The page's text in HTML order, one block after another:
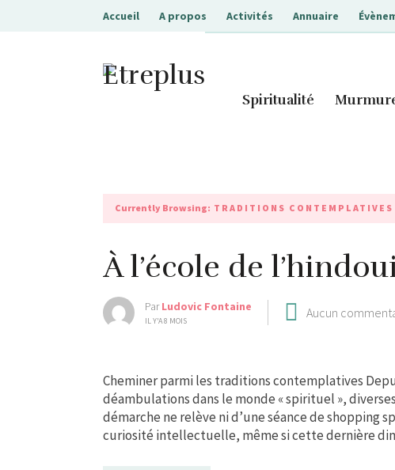
Accueil A propos Activités Annuaire
Etreplus
Spiritualité
Currently Browsing: TRADITIONS CONTEMPLATIVES
À l’école de
ParLudovic Fontaine
IL Y'A 8 MOIS
Aucun
Cheminer parmi les traditions contemplatives
déambulations dans le monde « spirituel »,
démarche ne relève ni d’une séance de shopping
curiosité intellectuelle, même si cette dernière